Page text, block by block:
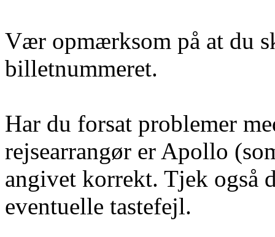
Vær opmærksom på at du
billetnummeret.
Har du forsat problemer
rejsearrangør er Apollo
angivet korrekt. Tjek også
eventuelle tastefejl.